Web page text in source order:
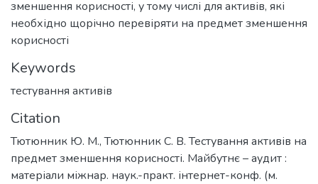
зменшення корисності, у тому числі для активів, які
необхідно щорічно перевіряти на предмет зменшення
корисності
Keywords
тестування активів
Citation
Тютюнник Ю. М., Тютюнник С. В. Тестування активів на
предмет зменшення корисності. Майбутнє – аудит :
матеріали міжнар. наук.-практ. інтернет-конф. (м.